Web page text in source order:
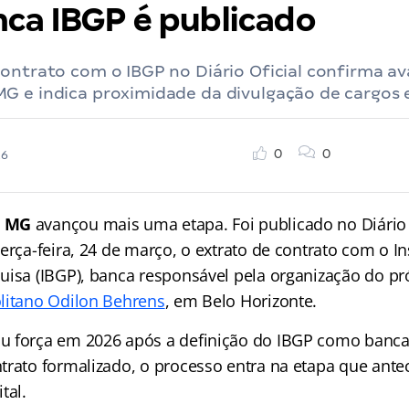
IBGP é publicado
com o IBGP no Diário Oficial confirma
e indica proximidade da divulgação de cargos
0 0
avançou mais uma etapa. Foi publicado no
feira, 24 de março, o extrato de contrato com o
(IBGP), banca responsável pela organização do
Odilon Behrens, em Belo Horizonte.
força em 2026 após a definição do IBGP como
formalizado, o processo entra na etapa que